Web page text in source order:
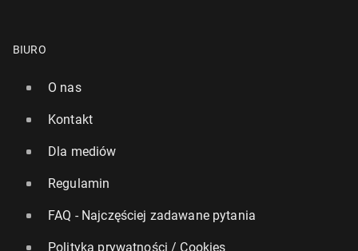
BIURO
O nas
Kontakt
Dla mediów
Regulamin
FAQ - Najczęściej zadawane pytania
Polityka prywatności / Cookies